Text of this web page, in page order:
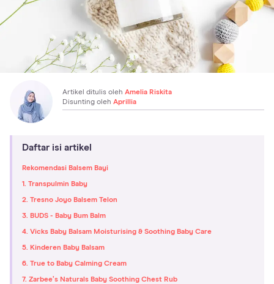
Artikel ditulis oleh Amelia Riskita
Disunting oleh Aprillia
Daftar isi artikel
Rekomendasi Balsem Bayi
1. Transpulmin Baby
2. Tresno Joyo Balsem Telon
3. BUDS - Baby Bum Balm
4. Vicks Baby Balsam Moisturising & Soothing Baby Care
5. Kinderen Baby Balsam
6. True to Baby Calming Cream
7. Zarbee’s Naturals Baby Soothing Chest Rub